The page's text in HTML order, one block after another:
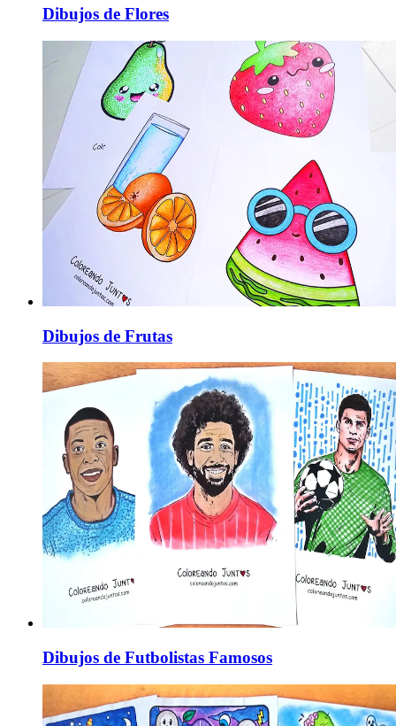
Dibujos de Flores
Dibujos de Frutas
Dibujos de Futbolistas Famosos